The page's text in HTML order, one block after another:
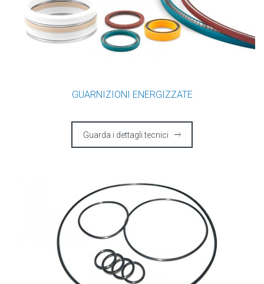
GUARNIZIONI ENERGIZZATE
Guarda i dettagli tecnici